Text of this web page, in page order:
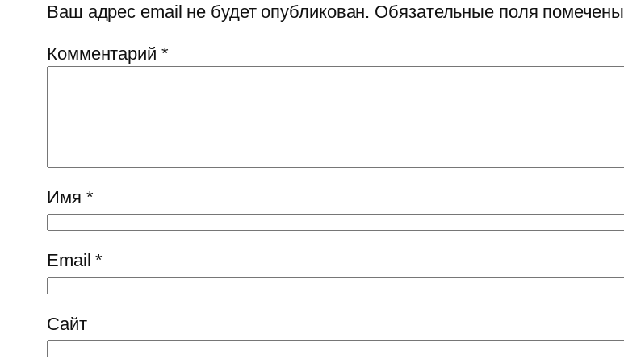
Ваш адрес email не будет опубликован. Обязательные поля помечены
Комментарий *
Имя *
Email*
Сайт